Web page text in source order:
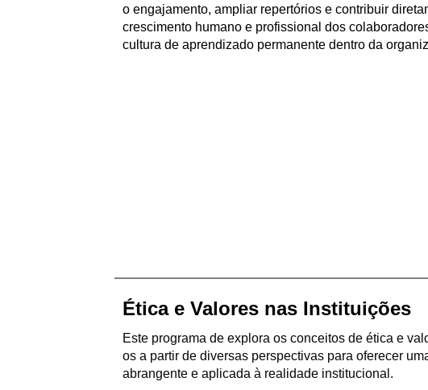
o engajamento, ampliar repertórios e contribuir
crescimento humano e profissional dos
cultura de aprendizado permanente dentro da
Ética e Valores nas Instituições
Este programa de explora os conceitos de ética e
os a partir de diversas perspectivas para oferecer
abrangente e aplicada à realidade institucional.